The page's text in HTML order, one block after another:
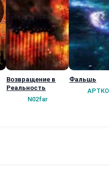
Возвращение в
Реальность
N02far
Фальшь